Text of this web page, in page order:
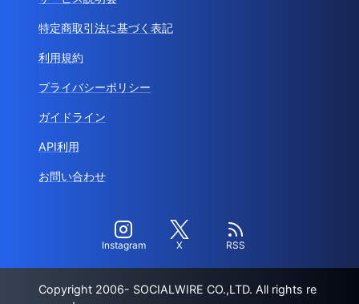
特定商取引法に基づく表記
利用規約
プライバシーポリシー
ガイドライン
API利用
お問い合わせ
Instagram X RSS
Copyright 2006- SOCIALWIRE CO.,LTD. All rights re